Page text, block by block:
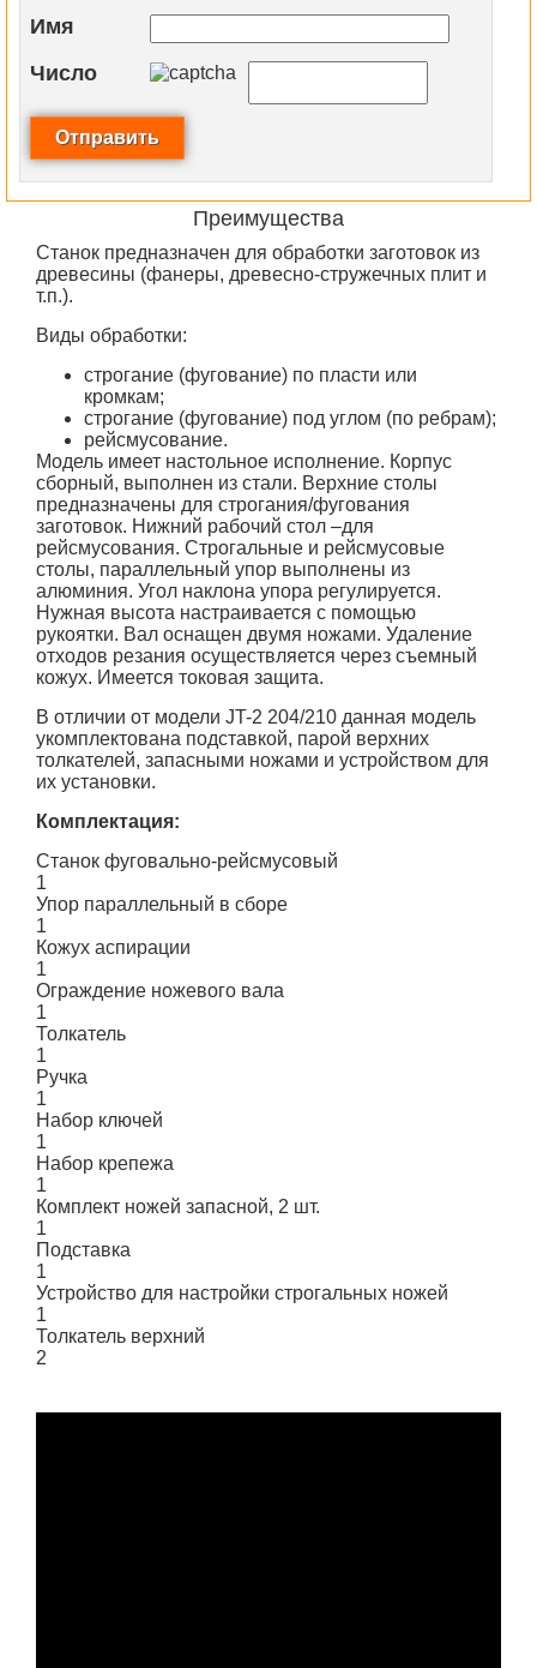
Имя
Число
Преимущества
Станок предназначен для обработки заготовок из
древесины (фанеры, древесно-стружечных плит и
т.п.).
Виды обработки:
строгание (фугование) по пласти или
кромкам;
строгание (фугование) под углом (по ребрам);
рейсмусование.
Модель имеет настольное исполнение. Корпус
сборный, выполнен из стали. Верхние столы
предназначены для строгания/фугования
заготовок. Нижний рабочий стол –для
рейсмусования. Строгальные и рейсмусовые
столы, параллельный упор выполнены из
алюминия. Угол наклона упора регулируется.
Нужная высота настраивается с помощью
рукоятки. Вал оснащен двумя ножами. Удаление
отходов резания осуществляется через съемный
кожух. Имеется токовая защита.
В отличии от модели JT-2 204/210 данная модель
укомплектована подставкой, парой верхних
толкателей, запасными ножами и устройством для
их установки.
Комплектация:
Станок фуговально-рейсмусовый
1
Упор параллельный в сборе
1
Кожух аспирации
1
Ограждение ножевого вала
1
Толкатель
1
Ручка
1
Набор ключей
1
Набор крепежа
1
Комплект ножей запасной, 2 шт.
1
Подставка
1
Устройство для настройки строгальных ножей
1
Толкатель верхний
2